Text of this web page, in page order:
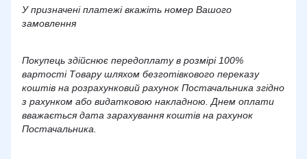
У призначені платежі вкажіть номер Вашого
замовлення
Покупець здійснює передоплату в розмірі 100%
вартості Товару шляхом безготівкового переказу
коштів на розрахунковий рахунок Постачальника згідно
з рахунком або видатковою накладною. Днем оплати
вважається дата зарахування коштів на рахунок
Постачальника.